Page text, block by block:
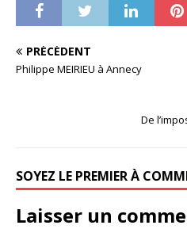
PRÉCÉDENT
Philippe MEIRIEU à Annecy
De
SOYEZ LE PREMIER À
Laisser un